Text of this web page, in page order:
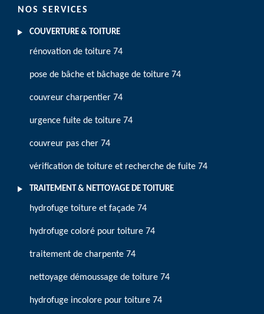
NOS SERVICES
COUVERTURE & TOITURE
rénovation de toiture 74
pose de bâche et bâchage de toiture 74
couvreur charpentier 74
urgence fuite de toiture 74
couvreur pas cher 74
vérification de toiture et recherche de fuite 74
TRAITEMENT & NETTOYAGE DE TOITURE
hydrofuge toiture et façade 74
hydrofuge coloré pour toiture 74
traitement de charpente 74
nettoyage démoussage de toiture 74
hydrofuge incolore pour toiture 74